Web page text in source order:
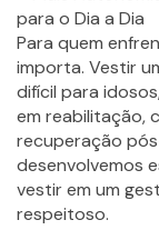
para o Dia a Dia
Para quem
importa. Vestir
difícil para
em reabilitação,
recuperação
desenvolvemos
vestir em um
respeitoso.